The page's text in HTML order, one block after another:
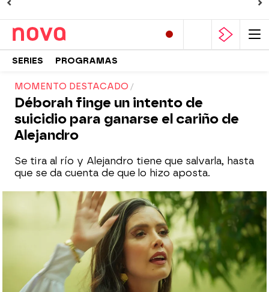
SERIES PROGRAMAS
MOMENTO DESTACADO
Déborah finge un intento de
suicidio para ganarse el cariño de
Alejandro
Se tira al río y Alejandro tiene que salvarla, hasta
que se da cuenta de que lo hizo aposta.
Nova